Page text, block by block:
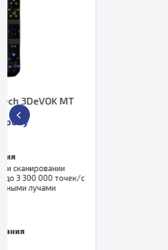
Система
WLAN, USB, SD-карта
5.8 кг (без